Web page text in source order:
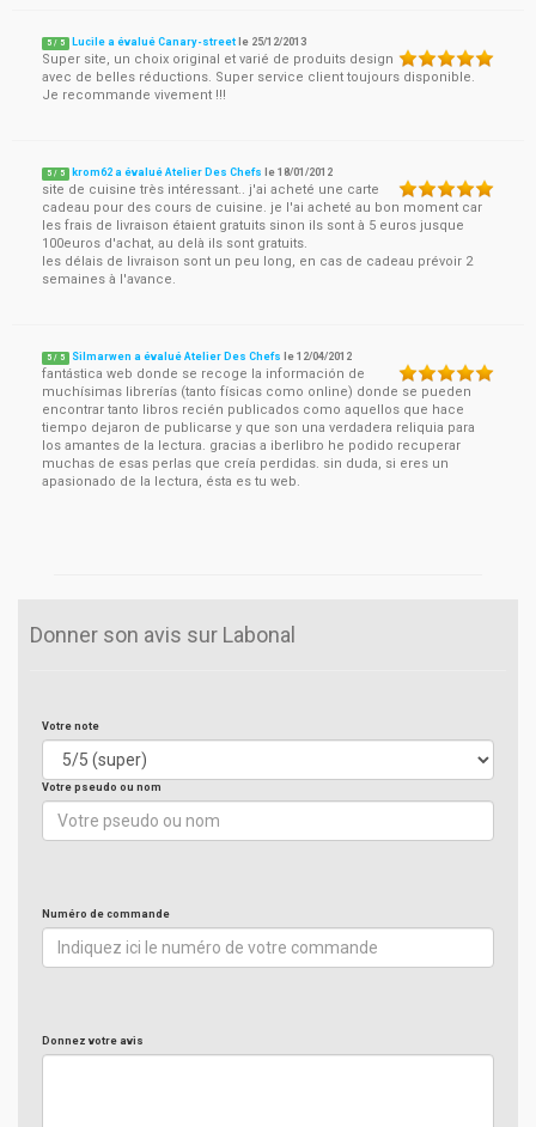
5 / 5 Lucile a évalué Canary-street le 25/12/2013
Super site, un choix original et varié de produits design
avec de belles réductions. Super service client toujours disponible.
Je recommande vivement !!!
5 / 5 krom62 a évalué Atelier Des Chefs le18/01/2012
site de cuisine très intéressant.. j'ai acheté une carte
cadeau pour des cours de cuisine. je l'ai acheté au bon moment car
les frais de livraison étaient gratuits sinon ils sont à 5 euros jusque
100euros d'achat, au delà ils sont gratuits.
les délais de livraison sont un peu long, en cas de cadeau prévoir 2
semaines à l'avance.
5 / 5 Silmarwen a évalué Atelier Des Chefs le12/04/2012
fantástica web donde se recoge la información de
muchísimas librerías (tanto físicas como online) donde se pueden
encontrar tanto libros recién publicados como aquellos que hace
tiempo dejaron de publicarse y que son una verdadera reliquia para
los amantes de la lectura. gracias a iberlibro he podido recuperar
muchas de esas perlas que creía perdidas. sin duda, si eres un
apasionado de la lectura, ésta es tu web.
Donner son avis sur Labonal
Votre note
Votre pseudo ou nom
Numéro de commande
Donnez votre avis